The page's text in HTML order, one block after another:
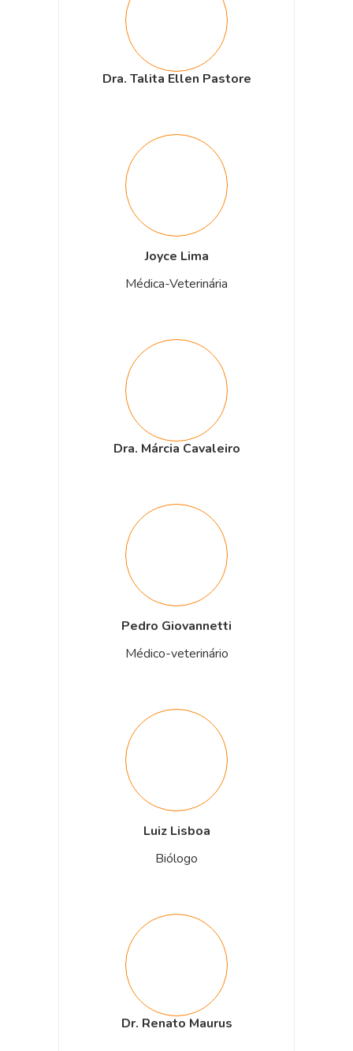
Dra. Talita Ellen Pastore
Joyce Lima
Médica-Veterinária
Dra. Márcia Cavaleiro
Pedro Giovannetti
Médico-veterinário
Luiz Lisboa
Biólogo
Dr. Renato Maurus